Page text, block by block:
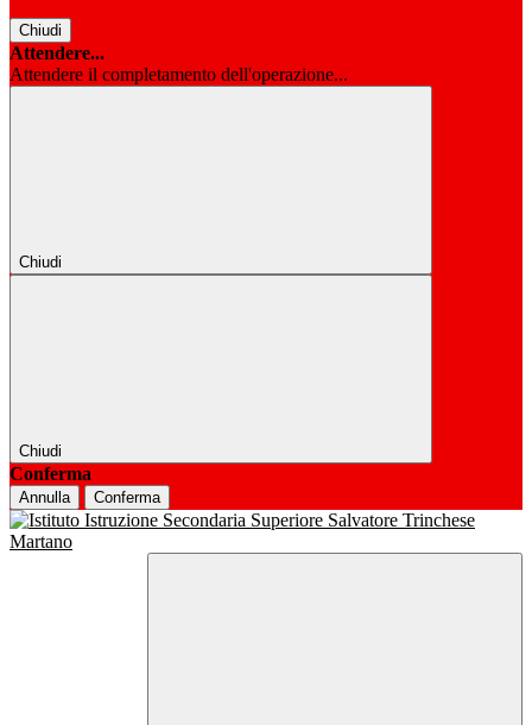
Chiudi
Attendere...
Attendere il completamento dell'operazione...
Chiudi
Chiudi
Conferma
Annulla Conferma